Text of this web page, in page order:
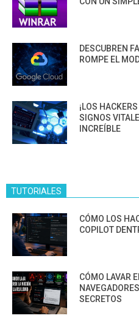
DESCUBREN
ROMPE EL
¡LOS
SIGNOS
INCREÍBLE
TUTORIALES
CÓMO LOS
COPILOT
CÓMO LAVAR
SECRETOS